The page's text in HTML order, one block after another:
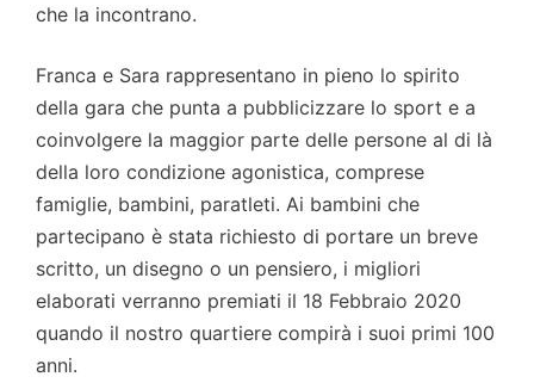
che la incontrano.
Franca e Sara rappresentano in pieno lo spirito
della gara che punta a pubblicizzare lo sport e a
coinvolgere la maggior parte delle persone al di là
della loro condizione agonistica, comprese
famiglie, bambini, paratleti. Ai bambini che
partecipano è stata richiesto di portare un breve
scritto, un disegno o un pensiero, i migliori
elaborati verranno premiati il 18 Febbraio 2020
quando il nostro quartiere compirà i suoi primi 100
anni.